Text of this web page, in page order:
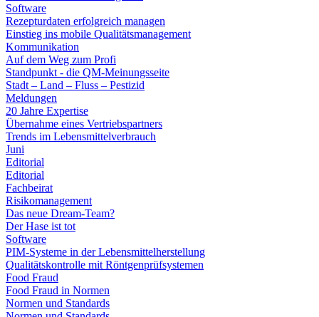
Software
Rezepturdaten erfolgreich managen
Einstieg ins mobile Qualitätsmanagement
Kommunikation
Auf dem Weg zum Profi
Standpunkt - die QM-Meinungsseite
Stadt – Land – Fluss – Pestizid
Meldungen
20 Jahre Expertise
Übernahme eines Vertriebspartners
Trends im Lebensmittelverbrauch
Juni
Editorial
Editorial
Fachbeirat
Risikomanagement
Das neue Dream-Team?
Der Hase ist tot
Software
PIM-Systeme in der Lebensmittelherstellung
Qualitätskontrolle mit Röntgenprüfsystemen
Food Fraud
Food Fraud in Normen
Normen und Standards